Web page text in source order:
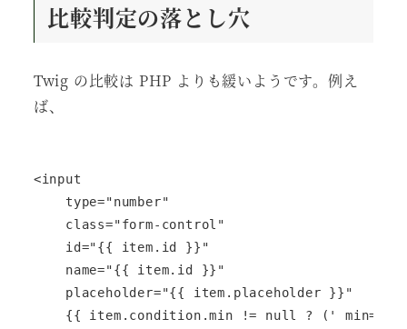
比較判定の落とし穴
Twig の比較は PHP よりも緩いようです。例え
ば、
<input
    type="number"
    class="form-control"
    id="{{ item.id }}"
    name="{{ item.id }}"
    placeholder="{{ item.placeholder }}"
{{ item.condition.min != null ? (' min="'